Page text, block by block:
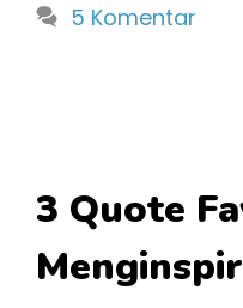
5 Komentar
3 Quote